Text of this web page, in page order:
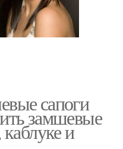
сапоги
замшевые
каблуке и